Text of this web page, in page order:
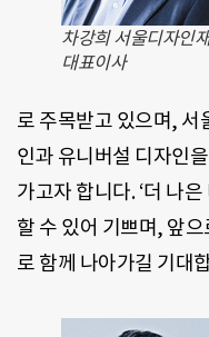
차강희 서울디자인
대표이사
로 주목받고 있으며, 서
인과 유니버설 디자인
가고자 합니다. ‘더 나
할 수 있어 기쁘며, 앞
로 함께 나아가길 기대